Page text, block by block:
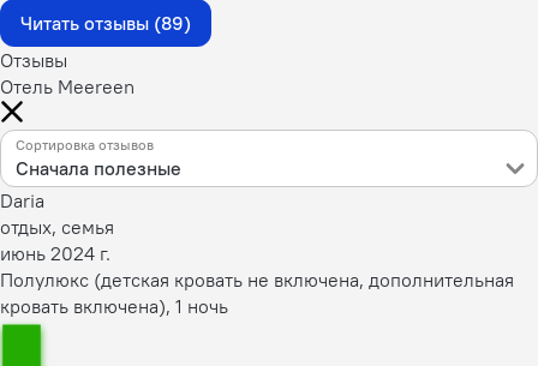
Читать отзывы (89)
Отзывы
Отель Meereen
Сортировка отзывов
Сначала полезные
Daria
отдых, семья
июнь 2024 г.
Полулюкс (детская кровать не включена, дополнительная
кровать включена), 1 ночь